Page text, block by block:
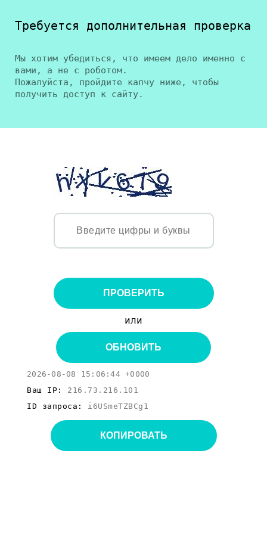
Требуется дополнительная проверка
Мы хотим убедиться, что имеем дело именно с
вами, а не с роботом.
Пожалуйста, пройдите капчу ниже, чтобы
получить доступ к сайту.
ПРОВЕРИТЬ
или
ОБНОВИТЬ
2026-08-08 15:06:44 +0000
Ваш IP: 216.73.216.101
ID запроса: i6USmeTZBCg1
КОПИРОВАТЬ